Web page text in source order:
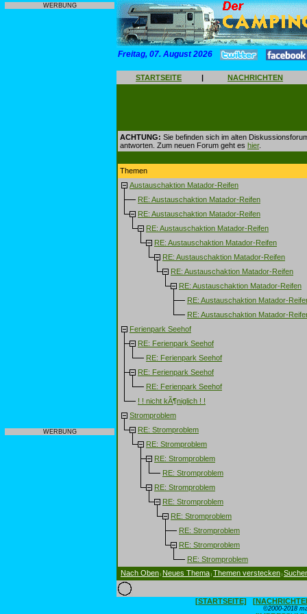
WERBUNG
WERBUNG
Freitag, 07. August 2026
STARTSEITE | NACHRICHTEN
ACHTUNG: Sie befinden sich im alten
antworten. Zum neuen Forum geht es hier.
Themen
Austauschaktion Matador-Reifen
RE: Austauschaktion Matador-Reifen
RE: Austauschaktion Matador-Reifen
RE: Austauschaktion Matador-Reifen
RE: Austauschaktion Matador-Reifen
RE: Austauschaktion Matador-Reifen
RE: Austauschaktion Matador-Reifen
RE: Austauschaktion Matador-Reifen
RE: Austauschaktion Matador-
RE: Austauschaktion Matador-
Ferienpark Seehof
RE: Ferienpark Seehof
RE: Ferienpark Seehof
RE: Ferienpark Seehof
RE: Ferienpark Seehof
! ! nicht kÃ¶niglich ! !
Stromproblem
RE: Stromproblem
RE: Stromproblem
RE: Stromproblem
RE: Stromproblem
RE: Stromproblem
RE: Stromproblem
RE: Stromproblem
RE: Stromproblem
RE: Stromproblem
RE: Stromproblem
Nach Oben | Neues Thema | Themen verstecken |
[STARTSEITE]
©2000-2018